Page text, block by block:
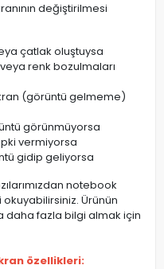
değiştirilmesi
çatlak oluştuysa
renk bozulmaları
(görüntü gelmeme)
görünmüyorsa
vermiyorsa
gidip geliyorsa
notebook
Ürünün
daha fazla bilgi almak için
özellikleri: